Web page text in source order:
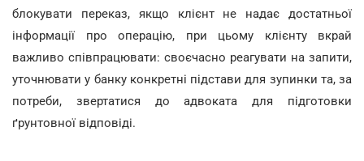
блокувати переказ, якщо клієнт не надає достатньої
інформації про операцію, при цьому клієнту вкрай
важливо співпрацювати: своєчасно реагувати на запити,
уточнювати у банку конкретні підстави для зупинки та, за
потреби, звертатися до адвоката для підготовки
ґрунтовної відповіді.